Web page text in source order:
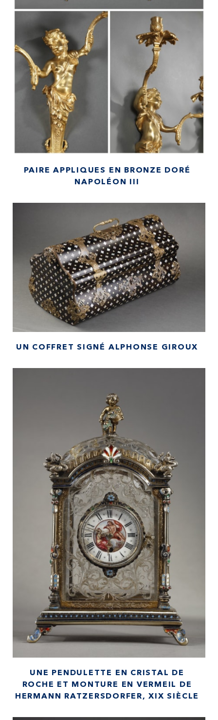
PAIRE APPLIQUES EN BRONZE DORÉ
NAPOLÉON III
UN COFFRET SIGNÉ ALPHONSE GIROUX
UNE PENDULETTE EN CRISTAL DE
ROCHE ET MONTURE EN VERMEIL DE
HERMANN RATZERSDORFER, XIX SIÈCLE